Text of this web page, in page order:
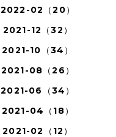
2022-02（20）
2021-12（32）
2021-10（34）
2021-08（26）
2021-06（34）
2021-04（18）
2021-02（12）